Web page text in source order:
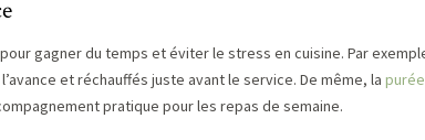
gagner du temps et éviter le stress en cuisine. Par
et réchauffés juste avant le service. De même, la
pratique pour les repas de semaine.